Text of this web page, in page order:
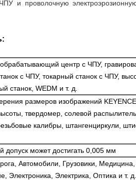
и проволочную
центр с ЧПУ,
с ЧПУ, токарный станок с ЧПУ,
станок, WEDM и т. д.
размеров изображений
твердомер, солевой
калибры, штангенциркули,
допуск может достигать 0,005 мм
Автомобили, Грузовики,
Электроника, Электрика, Оптика и т. д.